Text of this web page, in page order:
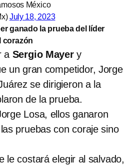
México
July 18, 2023
ganado la prueba del líder
corazón
a Sergio Mayery
un gran competidor, Jorge
se dirigieron a la
de la prueba.
Losa, ellos ganaron
pruebas con coraje sino
le costará elegir al salvado,